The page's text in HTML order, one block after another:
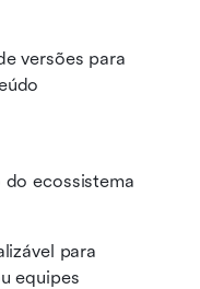
versões para
ecossistema
para
equipes